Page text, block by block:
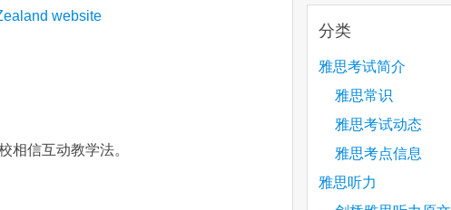
website
相信互动教学法。
分类
雅思考试简介
雅思常识
雅思考试动态
雅思考点信息
雅思听力